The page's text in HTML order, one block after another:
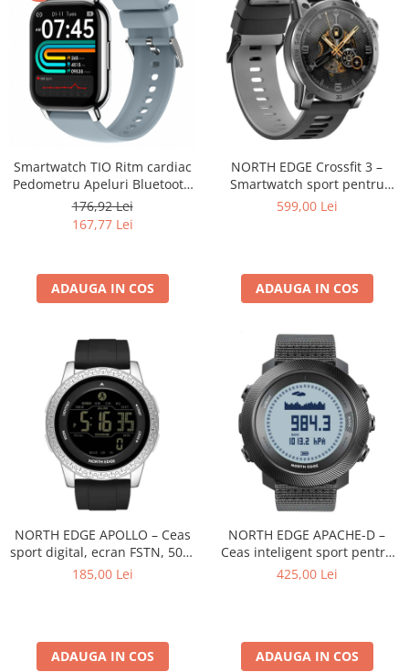
Smartwatch TIO Ritm cardiac
Pedometru Apeluri Bluetooth
iOS si Android
176,92 Lei
167,77 Lei
ADAUGA IN COS
NORTH EDGE Crossfit 3 –
Smartwatch sport pentru
bărbați, GPS, ecran AMOLED,
599,00 Lei
ADAUGA IN COS
NORTH EDGE APOLLO – Ceas
sport digital, ecran FSTN, 50M
rezistent la apă, cronometru,
185,00 Lei
ADAUGA IN COS
NORTH EDGE APACHE-D –
Ceas inteligent sport pentru
scufundări, altimetru,
425,00 Lei
ADAUGA IN COS